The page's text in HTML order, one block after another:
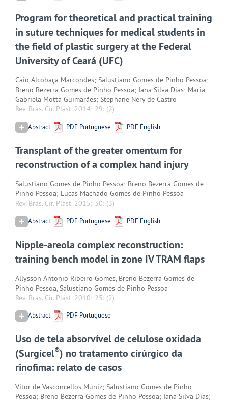
Program for theoretical and practical training
in suture techniques for medical students in
the field of plastic surgery at the Federal
University of Ceará (UFC)
Caio Alcobaça Marcondes; Salustiano Gomes de Pinho Pessoa;
Breno Bezerra Gomes de Pinho Pessoa; Iana Silva Dias; Maria
Gabriela Motta Guimarães; Stephane Nery de Castro
Rev. Bras. Cir. Plást. 2014; 29: (2)
Abstract PDF Portuguese PDF English
Transplant of the greater omentum for
reconstruction of a complex hand injury
Salustiano Gomes de Pinho Pessoa; Breno Bezerra Gomes de
Pinho Pessoa; Lucas Machado Gomes de Pinho Pessoa
Rev. Bras. Cir. Plást. 2015; 30: (3)
Abstract PDF Portuguese PDF English
Nipple-areola complex reconstruction:
training bench model in zone IV TRAM flaps
Allysson Antonio Ribeiro Gomes, Breno Bezerra Gomes de
Pinho Pessoa, Salustiano Gomes de Pinho Pessoa
Rev. Bras. Cir. Plást. 2010; 25: (2)
Abstract PDF Portuguese
Uso de tela absorvível de celulose oxidada
(Surgicel®) no tratamento cirúrgico da
rinofima: relato de casos
Vitor de Vasconcellos Muniz; Salustiano Gomes de Pinho
Pessoa; Breno Bezerra Gomes de Pinho Pessoa; Iana Silva Dias;